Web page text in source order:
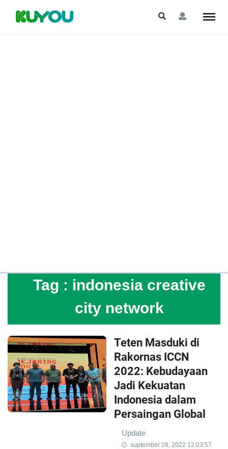
Tag : indonesia creative
city network
Teten Masduki di
Rakornas ICCN
2022: Kebudayaan
Jadi Kekuatan
Indonesia dalam
Persaingan Global
Update
suptember 28, 2022 12:03:57